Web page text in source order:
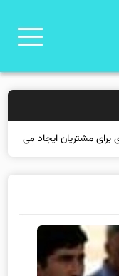
برای مشتریان ایجاد